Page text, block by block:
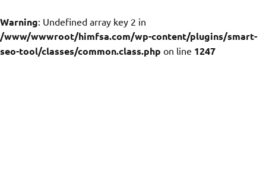
Warning: Undefined array key 2 in
/www/wwwroot/himfsa.com/wp-content/plugins/smart-
seo-tool/classes/common.class.php on line 1247